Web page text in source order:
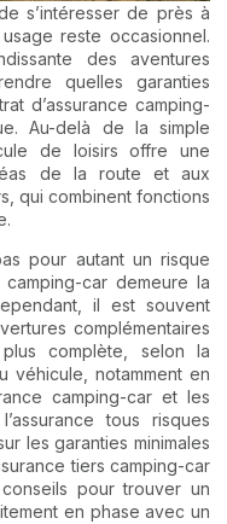
s’intéresser de près à
reste occasionnel.
des aventures
quelles garanties
d’assurance camping-
Au-delà de la simple
de loisirs offre une
de la route et aux
qui combinent fonctions
pour autant un risque
car demeure la
il est souvent
complémentaires
complète, selon la
véhicule, notamment en
camping-car et les
tous risques
les garanties minimales
tiers camping-car
pour trouver un
en phase avec un